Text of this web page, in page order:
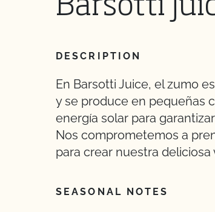
Barsotti
DESCRIPTION
En Barsotti Juice, el zumo
y se produce en pequeñas
energía solar para
Nos comprometemos a
para crear nuestra
SEASONAL NOTES